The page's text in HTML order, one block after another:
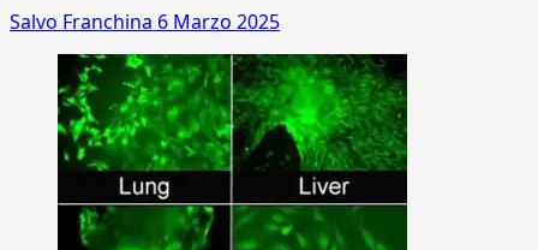
Salvo Franchina 6 Marzo 2025